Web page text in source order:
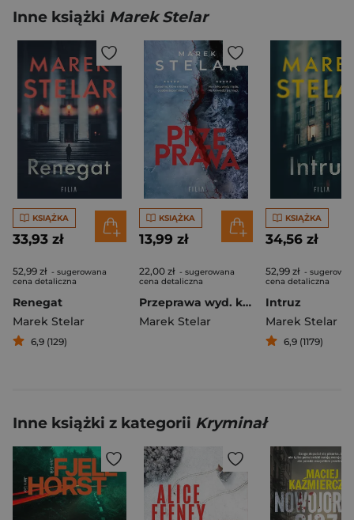
Inne książki Marek Stelar
KSIĄŻKA
33,93 zł
52,99 zł - sugerowana
cena detaliczna
Renegat
Marek Stelar
6,9 (129)
KSIĄŻKA
13,99 zł
22,00 zł - sugerowana
cena detaliczna
Przeprawa wyd. kieszonkowe
Marek Stelar
KSIĄŻKA
34,56 zł
52,99 zł -
cena detaliczna
Intruz
Marek Stelar
6,9 (1179)
Inne książki z kategorii Kryminał